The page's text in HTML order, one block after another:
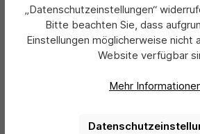
„Datenschutzeinstellungen“
Bitte beachten Sie, dass
Einstellungen möglicherweise nicht
Website verfügbar
Mehr